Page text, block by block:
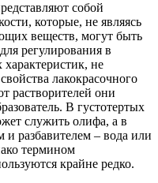
собой
которые, не являясь
веществ, могут быть
регулирования в
характеристик, не
лакокрасочного
растворителей они
В густотертых
служить олифа, а в
и разбавителем – вода или
термином
крайне редко.